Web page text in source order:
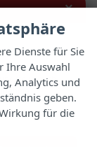
×
für das oben
freue mich
Dienste für Sie
Ihre Auswahl
Analytics und
geben.
für die